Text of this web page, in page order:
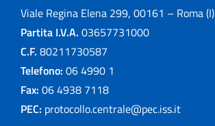
Viale Regina Elena 299, 00161 – Roma (I)
Partita I.V.A. 03657731000
C.F. 80211730587
Telefono: 06 4990 1
Fax: 06 4938 7118
PEC: protocollo.centrale@pec.iss.it